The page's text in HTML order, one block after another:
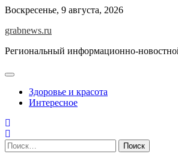
Skip
content
Воскресенье, 9 августа, 2026
grabnews.ru
Региональный информационно-
Здоровье и красота
Интересное
Найти: